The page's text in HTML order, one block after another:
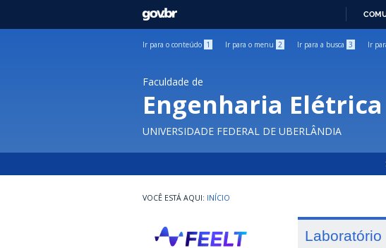
GOVBR
Ir para o conteúdo 1 Ir para o menu 2 Ir para a busca 3 Ir
Faculdade de
Engenharia Elétrica
UNIVERSIDADE FEDERAL DE UBERLÂNDIA
INÍCIO
Laboratório